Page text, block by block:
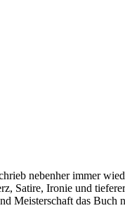
nebenher immer
Satire, Ironie und
Meisterschaft das